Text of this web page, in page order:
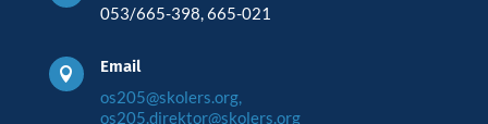
053/665-398, 665-021

Email
os205@skolers.org,
os205.direktor@skolers.org